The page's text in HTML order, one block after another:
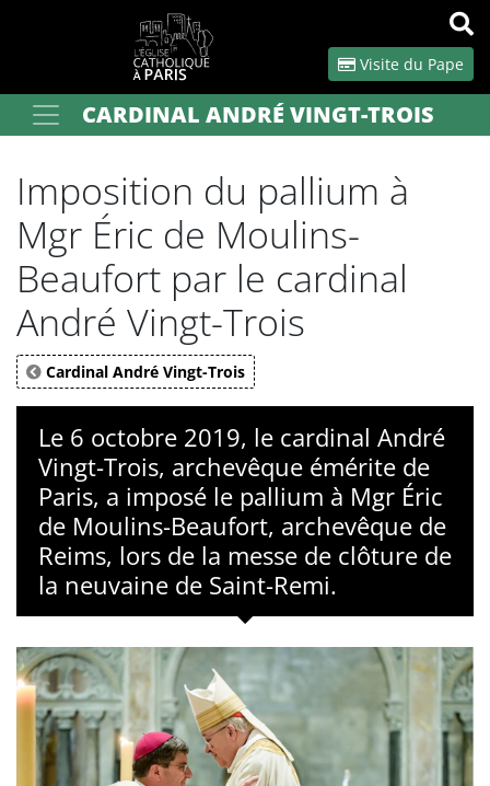
Visite du Pape
Votre recherche OK
CARDINAL ANDRÉ VINGT-TROIS
Imposition du pallium à
Mgr Éric de Moulins-
Beaufort par le cardinal
André Vingt-Trois
Cardinal André Vingt-Trois
Le 6 octobre 2019, le cardinal André
Vingt-Trois, archevêque émérite de
Paris, a imposé le pallium à Mgr Éric
de Moulins-Beaufort, archevêque de
Reims, lors de la messe de clôture de
la neuvaine de Saint-Remi.
Panneau de gestion des cookies